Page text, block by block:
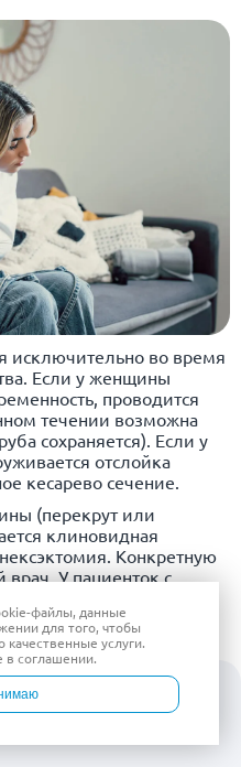
исключительно во время
Если у женщины
проводится
течении возможна
сохраняется). Если у
отслойка
кесарево сечение.
(перекрут или
клиновидная
Конкретную
У пациенток с
удаление
абдоминальной
аппендэктомия.
риск серьезных
файлы, данные
для того, чтобы
качественные услуги.
в соглашении.